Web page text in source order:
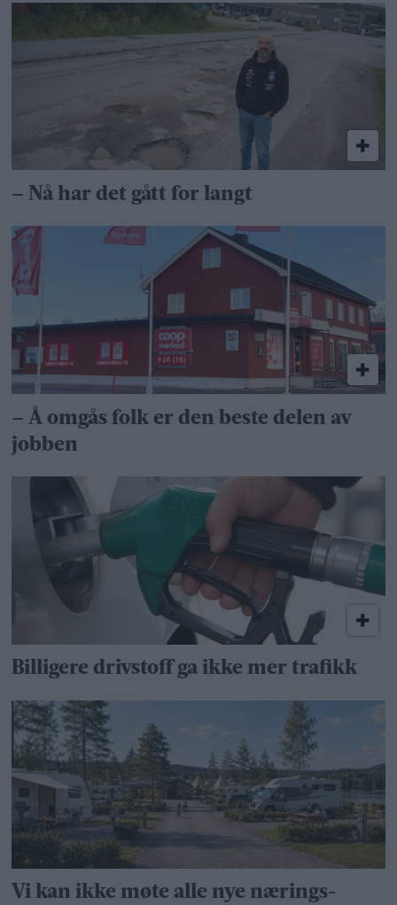
– Nå har det gått for langt
– Å omgås folk er den beste delen av
jobben
Billigere drivstoff ga ikke mer trafikk
Vi kan ikke møte alle nye nærings­